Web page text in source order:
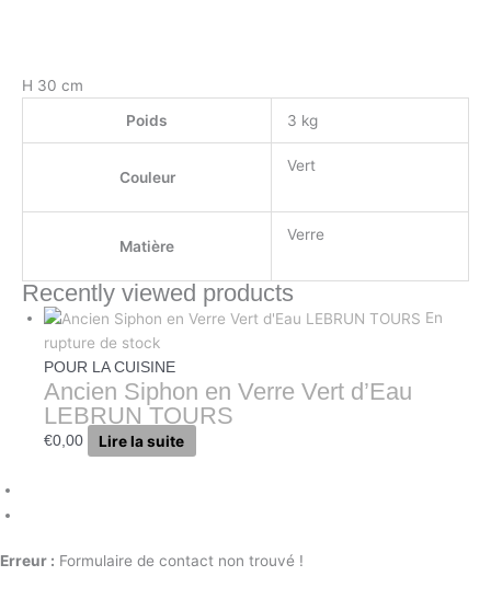
H 30 cm
Poids
3 kg
Couleur
Vert
Matière
Verre
Recently viewed products
En
rupture de stock
POUR LA CUISINE
Ancien Siphon en Verre Vert d’Eau
LEBRUN TOURS
€0,00 Lire la suite
Erreur : Formulaire de contact non trouvé !